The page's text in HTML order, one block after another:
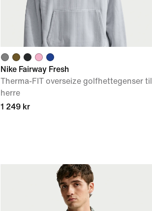
Nike Fairway Fresh
Therma-FIT overseize golfhettegenser til
herre
1 249 kr